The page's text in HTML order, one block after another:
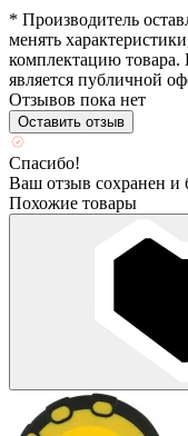
* Производитель
менять
комплектацию
является публичной
Отзывов пока нет
Оставить отзыв
Спасибо!
Ваш отзыв сохранен и
Похожие товары